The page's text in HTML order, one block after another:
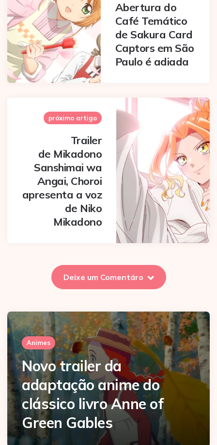
Abertura do
Café Temático
de Sakura Card
Captors em São
Paulo é adiada
próximo artigo
Trailer
de Mikadono
Sanshimai wa
Angai, Choroi
apresenta a voz
de Niko
Mikadono
Deixe um Comentáro
Animes
Novo trailer da
adaptação anime do
clássico livro Anne of
Green Gables